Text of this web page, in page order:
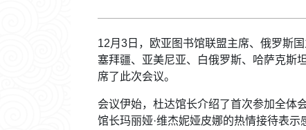
12月3日，欧亚图书馆联盟主席、俄罗斯
塞拜疆、亚美尼亚、白俄罗斯、哈萨克斯
席了此次会议。
会议伊始，杜达馆长介绍了首次参加全体
馆长玛丽娅·维杰妮娅皮娜的热情接待表示